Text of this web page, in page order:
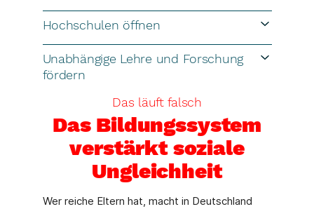
Hochschulen öffnen
Unabhängige Lehre und Forschung
fördern
Das läuft falsch
Das Bildungssystem
verstärkt soziale
Ungleichheit
Wer reiche Eltern hat, macht in Deutschland